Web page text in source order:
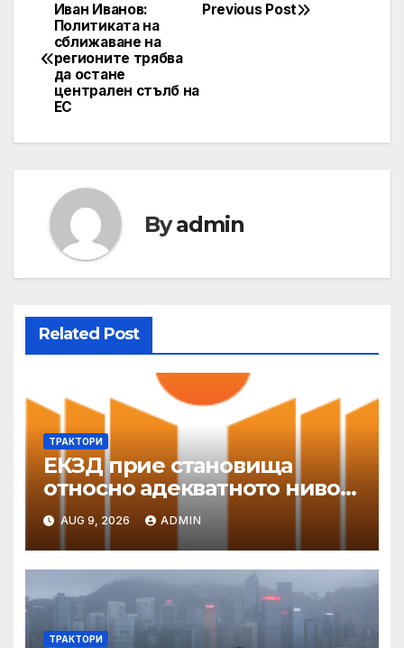
Post
navigation
Previous Post
Иван Иванов:
Политиката на
сближаване на
регионите трябва
да остане
централен стълб на
ЕС
Byadmin
Related Post
ТРАКТОРИ
ЕКЗД прие становища
относно адекватното ниво
на защита
AUG 9, 2026 ADMIN
ТРАКТОРИ